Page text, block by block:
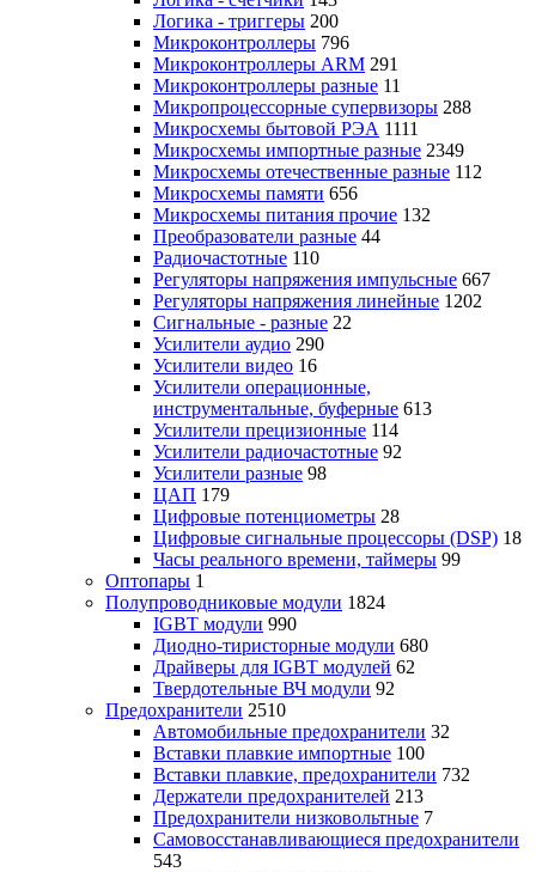
Логика - триггеры 200
Микроконтроллеры 796
Микроконтроллеры ARM 291
Микроконтроллеры разные 11
Микропроцессорные супервизоры 288
Микросхемы бытовой РЭА 1111
Микросхемы импортные разные 2349
Микросхемы отечественные разные 112
Микросхемы памяти 656
Микросхемы питания прочие 132
Преобразователи разные 44
Радиочастотные 110
Регуляторы напряжения импульсные 667
Регуляторы напряжения линейные 1202
Сигнальные - разные 22
Усилители аудио 290
Усилители видео 16
Усилители операционные,
инструментальные, буферные 613
Усилители прецизионные 114
Усилители радиочастотные 92
Усилители разные 98
ЦАП 179
Цифровые потенциометры 28
Цифровые сигнальные процессоры (DSP) 18
Часы реального времени, таймеры 99
Оптопары 1
Полупроводниковые модули 1824
IGBT модули 990
Диодно-тиристорные модули 680
Драйверы для IGBT модулей 62
Твердотельные ВЧ модули 92
Предохранители 2510
Автомобильные предохранители 32
Вставки плавкие импортные 100
Вставки плавкие, предохранители 732
Держатели предохранителей 213
Предохранители низковольтные 7
Самовосстанавливающиеся предохранители
543